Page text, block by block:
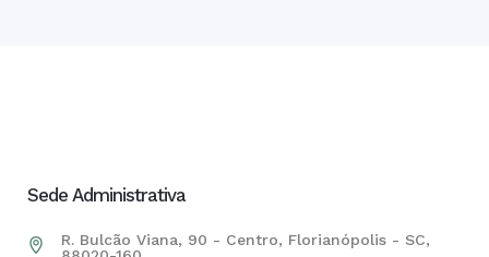
Sede Administrativa
R. Bulcão Viana, 90 - Centro, Florianópolis - SC,